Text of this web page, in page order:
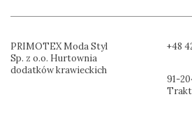
PRIMOTEX Moda Styl
Sp. z o.o. Hurtownia
dodatków krawieckich
+48
91-